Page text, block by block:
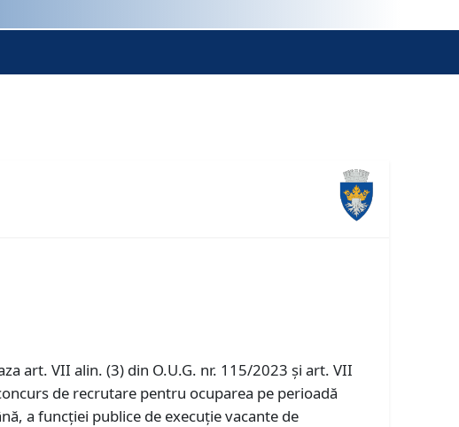
art. VII alin. (3) din O.U.G. nr. 115/2023 și art. VII
de recrutare pentru ocuparea pe perioadă
a funcţiei publice de execuție vacante de